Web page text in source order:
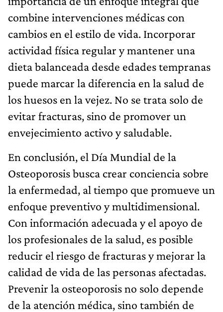
combine intervenciones médicas con
cambios en el estilo de vida. Incorporar
actividad física regular y mantener una
dieta balanceada desde edades tempranas
puede marcar la diferencia en la salud de
los huesos en la vejez. No se trata solo de
evitar fracturas, sino de promover un
envejecimiento activo y saludable.
En conclusión, el Día Mundial de la
Osteoporosis busca crear conciencia sobre
la enfermedad, al tiempo que promueve un
enfoque preventivo y multidimensional.
Con información adecuada y el apoyo de
los profesionales de la salud, es posible
reducir el riesgo de fracturas y mejorar la
calidad de vida de las personas afectadas.
Prevenir la osteoporosis no solo depende
de la atención médica, sino también de